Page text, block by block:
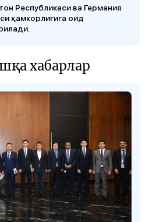
Республикаси ва Германия
ҳамкорлигига оид
хабарлар